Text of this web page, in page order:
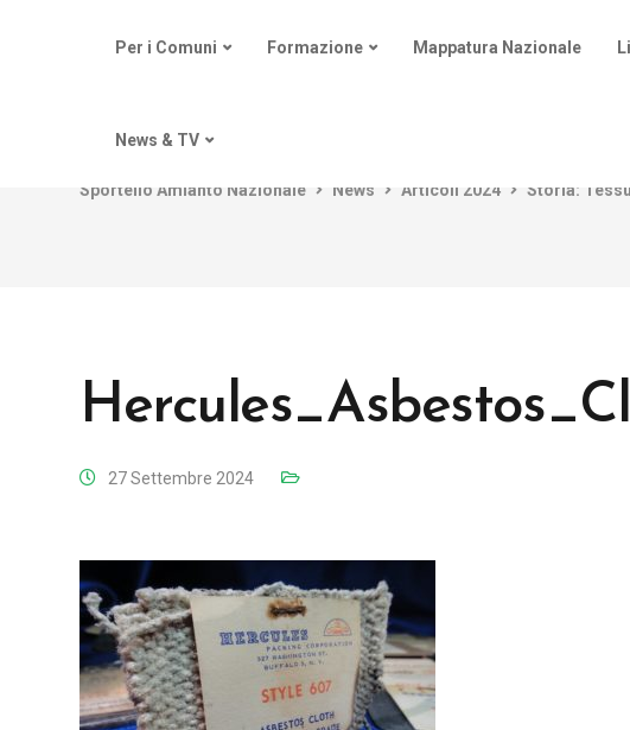
Per i Comuni Formazione Mappatura Nazionale
News & TV
Sportello Amianto Nazionale News Articoli 2024 Storia:
27 Settembre 2024